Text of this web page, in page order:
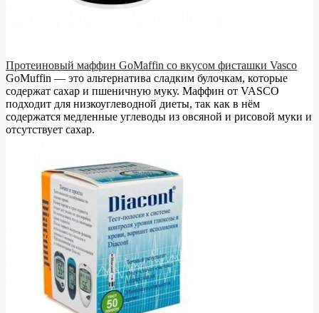
Протеиновый маффин GoMaffin со вкусом фисташки Vasco
GoMuffin — это альтернатива сладким булочкам, которые
содержат сахар и пшеничную муку. Маффин от VASCO
подходит для низкоуглеводной диеты, так как в нём
содержатся медленные углеводы из овсяной и рисовой муки и
отсутствует сахар.